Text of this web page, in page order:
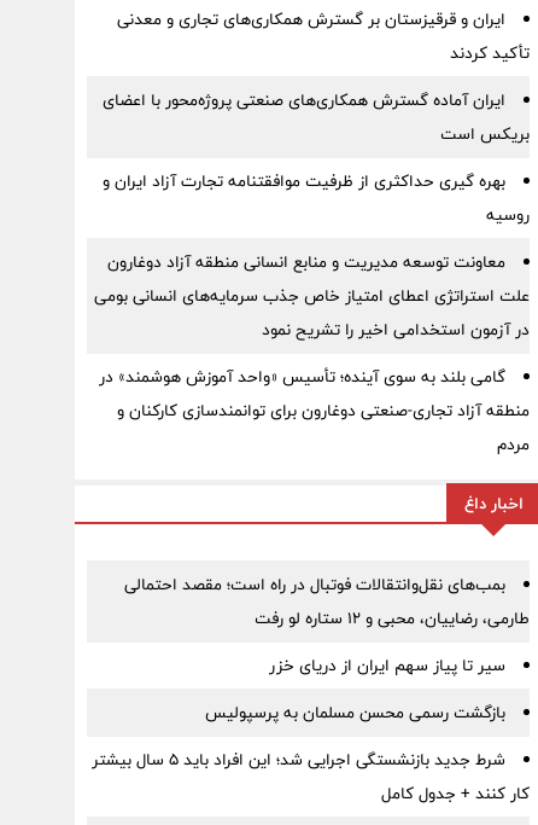
ایران و قرقیزستان بر گسترش همکاری‌های تجاری و معدنی
تأکید کردند
ایران آماده گسترش همکاری‌های صنعتی پروژه‌محور با اعضای
بریکس است
بهره گیری حداکثری از ظرفیت موافقتنامه تجارت آزاد ایران و
روسیه
معاونت توسعه مدیریت و منابع انسانی منطقه آزاد دوغارون
علت استراتژی اعطای امتیاز خاص جذب سرمایه‌های انسانی بومی
در آزمون استخدامی اخیر را تشریح نمود
گامی بلند به سوی آینده؛ تأسیس «واحد آموزش هوشمند» در
منطقه آزاد تجاری-صنعتی دوغارون برای توانمندسازی کارکنان و
مردم
اخبار داغ
بمب‌های نقل‌وانتقالات فوتبال در راه است؛ مقصد احتمالی
طارمی، رضاییان، محبی و ۱۲ ستاره لو رفت
سیر تا پیاز سهم ایران از دریای خزر
بازگشت رسمی محسن مسلمان به پرسپولیس
شرط جدید بازنشستگی اجرایی شد؛ این افراد باید ۵ سال بیشتر
کار کنند + جدول کامل